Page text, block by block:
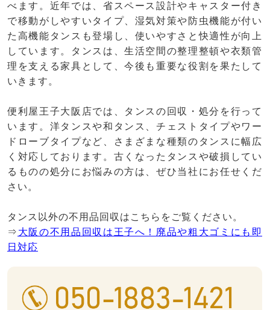
べます。近年では、省スペース設計やキャスター付き
で移動がしやすいタイプ、湿気対策や防虫機能が付い
た高機能タンスも登場し、使いやすさと快適性が向上
しています。タンスは、生活空間の整理整頓や衣類管
理を支える家具として、今後も重要な役割を果たして
いきます。
便利屋王子大阪店では、タンスの回収・処分を行って
います。洋タンスや和タンス、チェストタイプやワー
ドローブタイプなど、さまざまな種類のタンスに幅広
く対応しております。古くなったタンスや破損してい
るものの処分にお悩みの方は、ぜひ当社にお任せくだ
さい。
タンス以外の不用品回収はこちらをご覧ください。
⇒ 大阪の不用品回収は王子へ！廃品や粗大ゴミにも即
日対応